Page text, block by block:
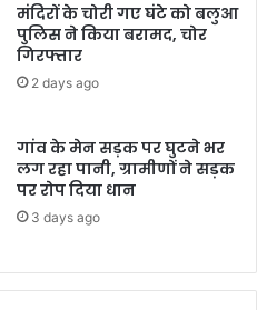
मंदिरों के चोरी गए घंटे को बलुआ
पुलिस ने किया बरामद, चोर
गिरफ्तार
2 days ago
गांव के मेन सड़क पर घुटने भर
लग रहा पानी, ग्रामीणों ने सड़क
पर रोप दिया धान
3 days ago